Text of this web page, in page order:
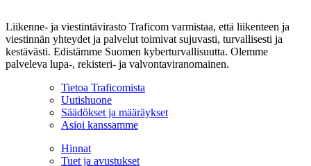
Liikenne- ja viestintävirasto Traficom varmistaa, että liikenteen ja
viestinnän yhteydet ja palvelut toimivat sujuvasti, turvallisesti ja
kestävästi. Edistämme Suomen kyberturvallisuutta. Olemme
palveleva lupa-, rekisteri- ja valvontaviranomainen.
Tietoa Traficomista
Uutishuone
Säädökset ja määräykset
Asioi kanssamme
Hinnat
Tuet ja avustukset